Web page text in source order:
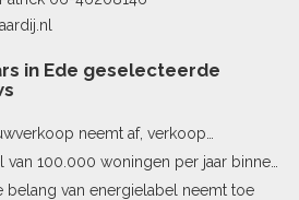
in Ede geselecteerde
neemt af, verkoop
van 100.000 woningen per jaar binnen
belang van energielabel neemt toe